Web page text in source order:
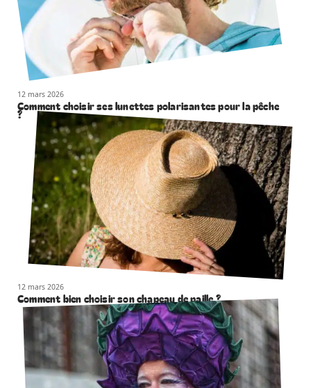
12 mars 2026
Comment choisir ses lunettes polarisantes pour la pêche
?
12 mars 2026
Comment bien choisir son chapeau de paille ?